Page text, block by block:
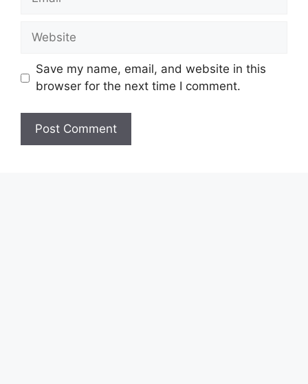
Website
Save my name, email, and website in this
browser for the next time I comment.